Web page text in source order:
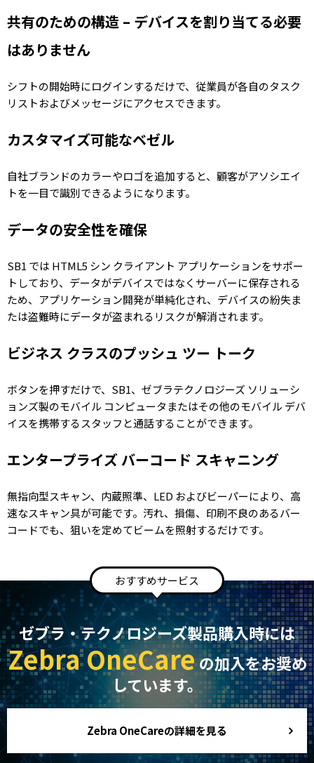
共有のための構造 – デバイスを割り当てる必要
はありません
シフトの開始時にログインするだけで、従業員が各自のタスク
リストおよびメッセージにアクセスできます。
カスタマイズ可能なベゼル
自社ブランドのカラーやロゴを追加すると、顧客がアソシエイ
トを一目で識別できるようになります。
データの安全性を確保
SB1 では HTML5 シン クライアント アプリケーションをサポー
トしており、データがデバイスではなくサーバーに保存される
ため、アプリケーション開発が単純化され、デバイスの紛失ま
たは盗難時にデータが盗まれるリスクが解消されます。
ビジネス クラスのプッシュ ツー トーク
ボタンを押すだけで、SB1、ゼブラテクノロジーズ ソリューシ
ョンズ製のモバイル コンピュータまたはその他のモバイル デバ
イスを携帯するスタッフと通話することができます。
エンタープライズ バーコード スキャニング
無指向型スキャン、内蔵照準、LED およびビーパーにより、高
速なスキャン具が可能です。汚れ、損傷、印刷不良のあるバー
コードでも、狙いを定めてビームを照射するだけです。
おすすめサービス
ゼブラ・テクノロジーズ製品購入時には
Zebra OneCareの加入をお奨め
しています。
Zebra OneCareの詳細を見る